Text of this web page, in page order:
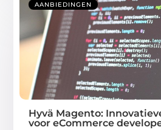
AANBIEDINGEN
Hyvä Magento:
voor eCommerce